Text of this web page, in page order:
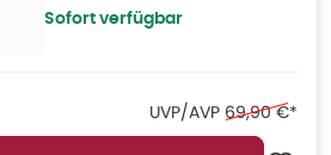
Sofort verfügbar
UVP/AVP Ehemaliger
69,90 €*